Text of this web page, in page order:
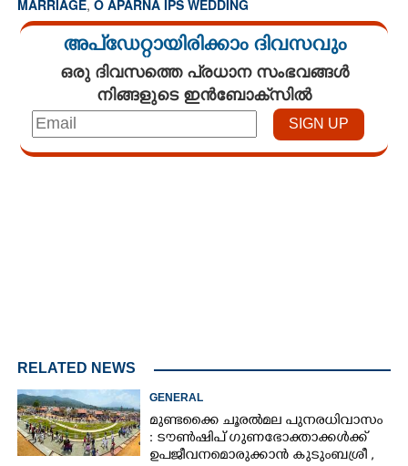
MARRIAGE, O APARNA IPS WEDDING
അപ്ഡേറ്റായിരിക്കാം ദിവസവും
ഒരു ദിവസത്തെ പ്രധാന സംഭവങ്ങൾ
നിങ്ങളുടെ ഇൻബോക്സിൽ
RELATED NEWS
GENERAL
മുണ്ടക്കൈ ചൂരൽമല പുനരധിവാസം
: ടൗൺഷിപ് ഗുണഭോക്താക്കൾക്ക്
ഉപജീവനമൊരുക്കാൻ കുടുംബശ്രീ ,